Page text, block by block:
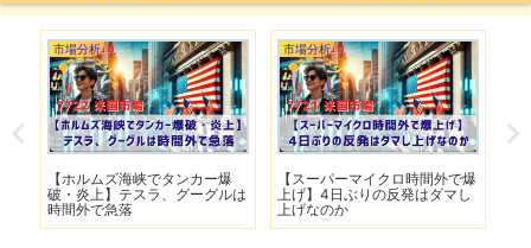
市場分析
【ホルムズ海峡でタンカー爆
破・炎上】テスラ、グーグルは
時間外で急落
市場分析
【スーパーマイクロ時間外で爆
上げ】4日ぶりの反発はダマし
上げなのか